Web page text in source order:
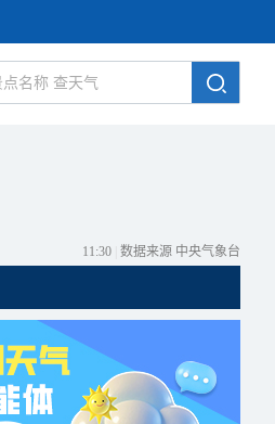
11:30 数据来源 中央气象台